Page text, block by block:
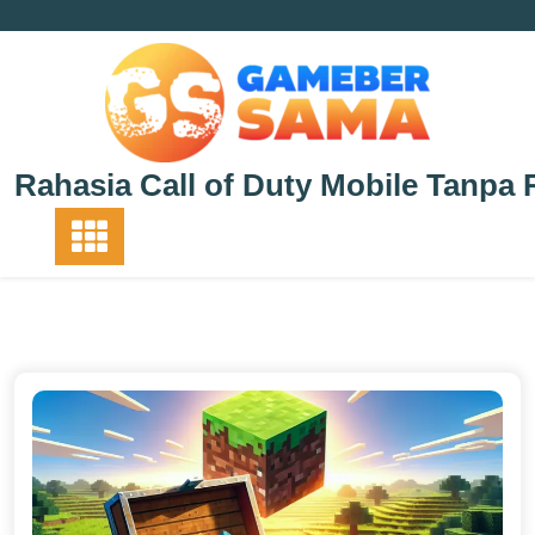
Rahasia Call of Duty Mobile Tanpa